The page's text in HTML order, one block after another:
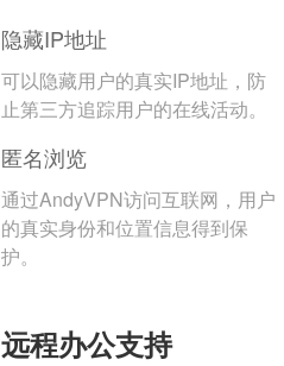
隐藏IP地址
可以隐藏用户的真实IP地址，防
止第三方追踪用户的在线活动。
匿名浏览
通过AndyVPN访问互联网，用户
的真实身份和位置信息得到保
护。
远程办公支持